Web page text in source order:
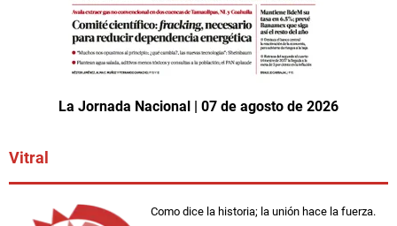
La Jornada Nacional | 07 de agosto de 2026
Vitral
Como dice la historia; la unión hace la fuerza.